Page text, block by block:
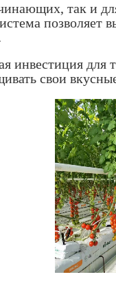
так и
инвестиция
свои